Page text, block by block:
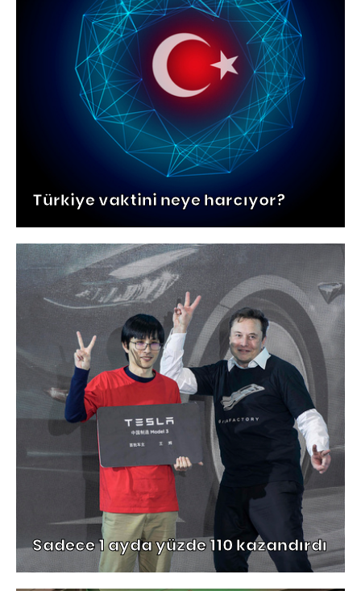
Türkiye vaktini neye harcıyor?
Sadece 1 ayda yüzde 110 kazandırdı